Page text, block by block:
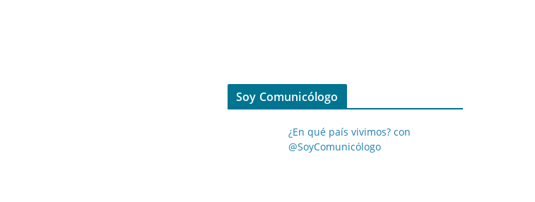
Soy Comunicólogo
¿En qué país vivimos? con
@SoyComunicólogo